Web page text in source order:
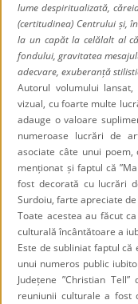
lume despiritualizată,
(certitudinea) Centrului și,
la un capăt la celălalt al
fondului, gravitatea
adecvare, exuberanță
Autorul volumului
vizual, cu foarte multe
adauge o valoare
numeroase lucrări de
asociate câte unui
menționat și faptul că
fost decorată cu lucrări
Surdoiu, farte apreciate
Toate acestea au făcut
culturală încântătoare a
Este de subliniat faptul
unui numeros public
Județene ”Christian
reuniunii culturale a fost